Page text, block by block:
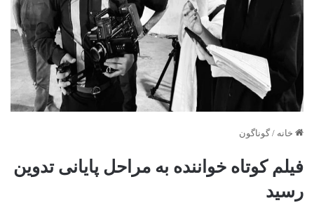
خانه / گوناگون
فیلم کوتاه خواننده به مراحل پایانی تدوین
رسید